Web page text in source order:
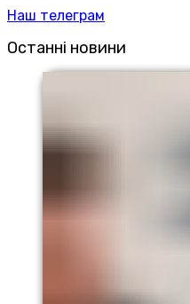
Наш телеграм
Останні новини